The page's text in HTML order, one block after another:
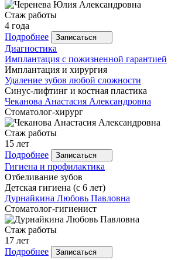
Стаж работы
4 года
Подробнее
Записаться
Диагностика
Имплантация с пожизненной гарантией
Имплантация и хирургия
Удаление зубов любой сложности
Синус-лифтинг и костная пластика
Чеканова Анастасия Александровна
Стоматолог-хирург
Стаж работы
15 лет
Подробнее
Записаться
Гигиена и профилактика
Отбеливание зубов
Детская гигиена (с 6 лет)
Дурнайкина Любовь Павловна
Стоматолог-гигиенист
Стаж работы
17 лет
Подробнее
Записаться